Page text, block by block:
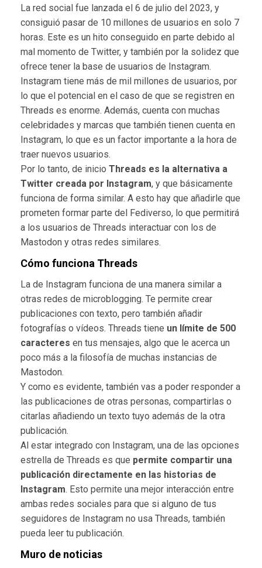
La red social fue lanzada el 6 de julio del 2023, y
consiguió pasar de 10 millones de usuarios en solo 7
horas. Este es un hito conseguido en parte debido al
mal momento de Twitter, y también por la solidez que
ofrece tener la base de usuarios de Instagram.
Instagram tiene más de mil millones de usuarios, por
lo que el potencial en el caso de que se registren en
Threads es enorme. Además, cuenta con muchas
celebridades y marcas que también tienen cuenta en
Instagram, lo que es un factor importante a la hora de
traer nuevos usuarios.
Por lo tanto, de inicio Threads es la alternativa a
Twitter creada por Instagram, y que básicamente
funciona de forma similar. A esto hay que añadirle que
prometen formar parte del Fediverso, lo que permitirá
a los usuarios de Threads interactuar con los de
Mastodon y otras redes similares.
Cómo funciona Threads
La de Instagram funciona de una manera similar a
otras redes de microblogging. Te permite crear
publicaciones con texto, pero también añadir
fotografías o vídeos. Threads tiene un límite de 500
caracteres en tus mensajes, algo que le acerca un
poco más a la filosofía de muchas instancias de
Mastodon.
Y como es evidente, también vas a poder responder a
las publicaciones de otras personas, compartirlas o
citarlas añadiendo un texto tuyo además de la otra
publicación.
Al estar integrado con Instagram, una de las opciones
estrella de Threads es que permite compartir una
publicación directamente en las historias de
Instagram. Esto permite una mejor interacción entre
ambas redes sociales para que si alguno de tus
seguidores de Instagram no usa Threads, también
pueda leer tu publicación.
Muro de noticias